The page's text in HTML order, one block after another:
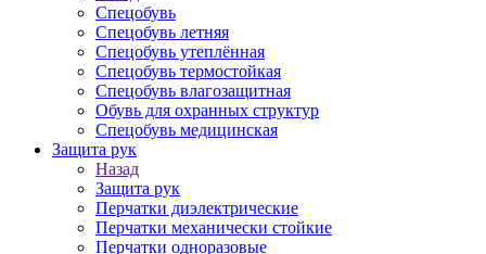
Спецобувь
Спецобувь летняя
Спецобувь утеплённая
Спецобувь термостойкая
Спецобувь влагозащитная
Обувь для охранных структур
Спецобувь медицинская
Защита рук
Назад
Защита рук
Перчатки диэлектрические
Перчатки механически стойкие
Перчатки одноразовые